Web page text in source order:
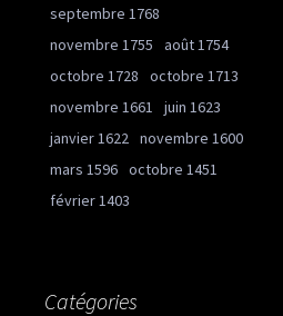
septembre 1768
novembre 1755
août 1754
octobre 1728
octobre 1713
novembre 1661
juin 1623
janvier 1622 novembre 1600
mars 1596 octobre 1451
février 1403
Catégories